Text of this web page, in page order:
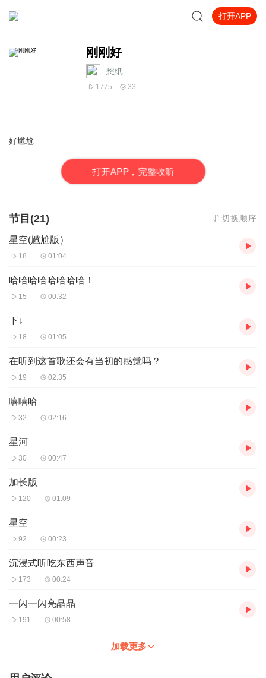
打开APP
刚刚好
愁纸
1775 33
好尴尬
打开APP，完整收听
节目(21) 切换顺序
星空(尴尬版）
18 01:04
哈哈哈哈哈哈哈哈！
15 00:32
下↓
18 01:05
在听到这首歌还会有当初的感觉吗？
19 02:35
嘻嘻哈
32 02:16
星河
30 00:47
加长版
120 01:09
星空
92 00:23
沉浸式听吃东西声音
173 00:24
一闪一闪亮晶晶
191 00:58
加载更多